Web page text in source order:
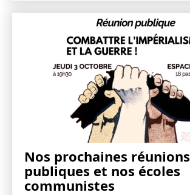
Nos prochaines réunions
publiques et nos écoles
communistes